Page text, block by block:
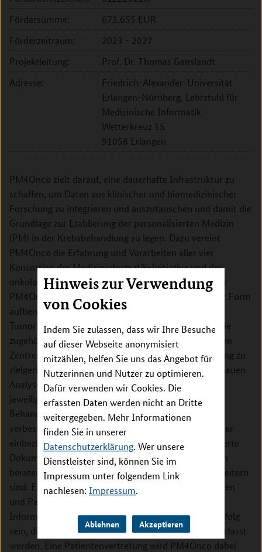
Hinweis zur Verwendung
von Cookies
Indem Sie zulassen, dass wir Ihre Besuche
auf dieser Webseite anonymisiert
mitzählen, helfen Sie uns das Angebot für
Nutzerinnen und Nutzer zu optimieren.
Dafür verwenden wir Cookies. Die
erfassten Daten werden nicht an Dritte
weitergegeben. Mehr Informationen
finden Sie in unserer
Datenschutzerklärung. Wer unsere
Dienstleister sind, können Sie im
Impressum unter folgendem Link
nachlesen: Impressum.
Ablehnen Akzeptieren
Fördersumme:
671.655 EUR
Förderzeitraum:
2023 - 2027
Projektleitung:
Prof. Dr. Thomas Ganslandt
Adresse:
Friedrich-Alexander-Universität
Erlangen-Nürnberg, Lehrstuhl für
Medizinische Informatik
Wetterkreuz 15
91058 Erlangen
PM4Onco zielt darauf, eine dauerhafte Infrastruktur zu
schaffen, um Daten aus klinischer und biomedizinischer
Forschung zu integrieren und auszutauschen und damit die
Grundlage zur Etablierung der personalisierten Medizin
(PM) in der Krebsbehandlung zu legen. Dazu vereint
PM4Onco die Erfahrung und Vorarbeiten aller vier
Konsortien der Medizininformatik-Initiative und der
onkologischen Exzellenzzentren in Deutschland. Über
PM4Onco bereitgestellte Daten werden in geeigneter Form
aufbereitet, um Entscheidungen in molekularen
Tumorboards zu unterstützen. Dieses Konzept und die
zugehörige Infrastruktur werden auf alle 23 beteiligten
Zentren ausgerollt. Somit wird ein verbesserter Zugang zu
zielgerichteten Therapien geschaffen, der auf der genauen
Analyse genetischer Veränderungen in Tumoren im
jeweiligen Erkrankungsstadium beruht, und so die
Behandlung und Prognose bei Tumorerkrankungen
verbessert. PM4Onco wird die klinischen Krebsregister
einbeziehen und die Datenqualität durch standardisierte
Dokumentationsroutinen steigern. Klinische Experten
beraten dabei, wie Kerndatensätze für die PM zu erweitern
sind. Ein wesentlicher Beitrag werden von Patientinnen
und Patieten über Fragebögen rückgemeldete
Informationen zu Lebensqualität und Behandlungserfolg
sein, die derzeit außerhalb klinischer Studien kaum erfasst
werden. Eine Patientenvertretung wird PM4Onco dabei